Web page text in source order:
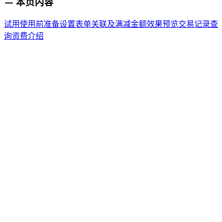
试用使用前准备设置表单关联及满减金额效果预览交易记录查
询资费介绍